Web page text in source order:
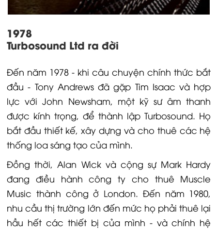
1978
Turbosound Ltd ra đời
Đến năm 1978 - khi câu chuyện chính thức bắt
đầu - Tony Andrews đã gặp Tim Isaac và hợp
lực với John Newsham, một kỹ sư âm thanh
được kính trọng, để thành lập Turbosound. Họ
bắt đầu thiết kế, xây dựng và cho thuê các hệ
thống loa sáng tạo của mình.
Đồng thời, Alan Wick và cộng sự Mark Hardy
đang điều hành công ty cho thuê Muscle
Music thành công ở London. Đến năm 1980,
nhu cầu thị trường lớn đến mức họ phải thuê lại
hầu hết các thiết bị của mình - và chính hệ